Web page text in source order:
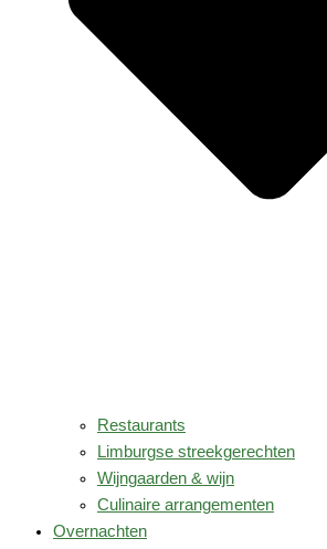
Restaurants
Limburgse streekgerechten
Wijngaarden & wijn
Culinaire arrangementen
Overnachten